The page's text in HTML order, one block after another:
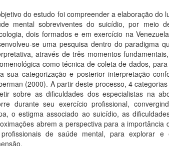
do estudo foi compreender a elaboração do
mental sobreviventes do suicídio, por meio
dois formados e em exercício na
se uma pesquisa dentro do paradigma
através de três momentos
como técnica de coleta de dados,
sua categorização e posterior interpretação
(2000). A partir deste processo, 4
sobre as dificuldades dos especialistas na
durante seu exercício profissional,
o estigma associado ao suicídio, as
abrem a perspectiva para a importância
de saúde mental, para explorar